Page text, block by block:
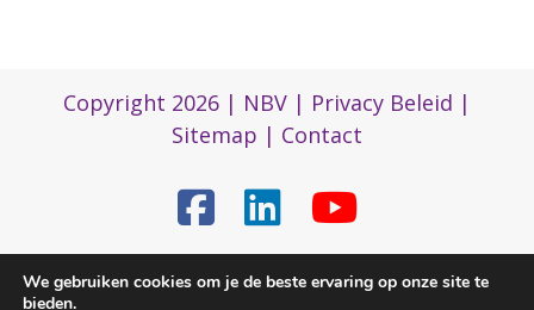
Copyright 2026 | NBV | Privacy Beleid |
Sitemap | Contact
(0)317 422 422
We gebruiken cookies om je de beste ervaring op onze site te
bieden.